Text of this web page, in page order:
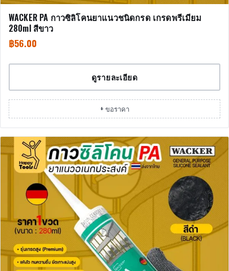
WACKER PA กาวซิลิโคนยาแนวชนิดกรด เกรดพรีเมียม
280ml สีขาว
฿56.00
ดูรายละเอียด
+ ขอราคา